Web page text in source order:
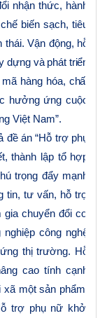
nhận thức, hành
biến sạch, tiêu
Vận động, hỗ
dựng và phát triển
hàng hóa, chất
hưởng ứng cuộc
Việt Nam”.
án “Hỗ trợ phụ
thành lập tổ hợp
trọng đẩy mạnh
tin, tư vấn, hỗ trợ
chuyển đổi cơ
công nghệ
thị trường. Hỗ
cao tính cạnh
một sản phẩm.
trợ phụ nữ khởi